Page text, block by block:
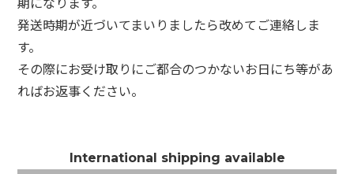
期になります。
発送時期が近づいてまいりましたら改めてご連絡しま
す。
その際にお受け取りにご都合のつかないお日にち等があ
ればお返事ください。
International shipping available